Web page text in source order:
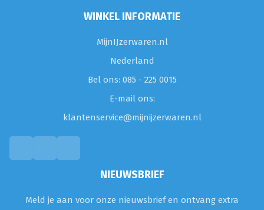
WINKEL INFORMATIE
MijnIJzerwaren.nl
Nederland
Bel ons: 085 - 225 0015
E-mail ons:
klantenservice@mijnijzerwaren.nl
NIEUWSBRIEF
Meld je aan voor onze nieuwsbrief en ontvang extra